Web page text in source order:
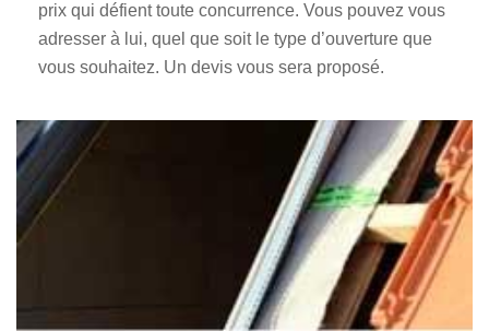
prix qui défient toute concurrence. Vous pouvez vous
adresser à lui, quel que soit le type d’ouverture que
vous souhaitez. Un devis vous sera proposé.